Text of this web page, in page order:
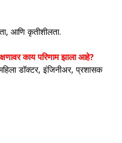
आणि कृतीशीलता.
काय परिणाम झाला आहे?
डॉक्टर, इंजिनीअर, प्रशासक